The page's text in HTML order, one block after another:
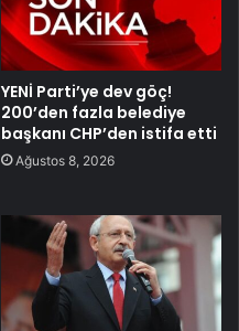
YENİ Parti’ye dev göç!
200’den fazla belediye
başkanı CHP’den istifa etti
Ağustos 8, 2026